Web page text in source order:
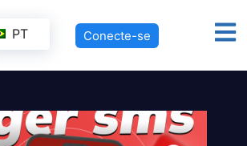
PT Conecte-se